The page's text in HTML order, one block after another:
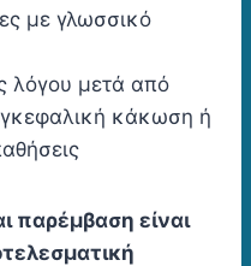
με γλωσσικό
λόγου μετά από
κάκωση ή
παρέμβαση είναι